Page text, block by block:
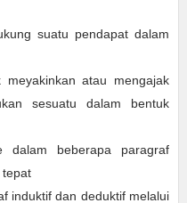
suatu pendapat dalam
atau mengajak
sesuatu dalam bentuk
dalam beberapa paragraf
tepat
induktif dan deduktif melalui